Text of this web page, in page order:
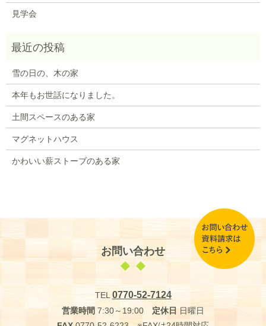
見学会
雪の日の、木の家
本年もお世話になりました。
土間スペースのある家
マグネットハウス
かわいい薪ストーブのある家
お問い合わせ
TEL0770-52-7124
営業時間 7:30～19:00 定休日 日曜日